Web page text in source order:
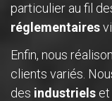
particulier au fil
réglementaires
Enfin, nous
clients variés.
des industriels et